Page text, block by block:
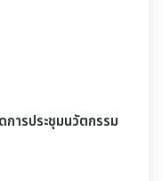
ารประชุมนวัตกรรม